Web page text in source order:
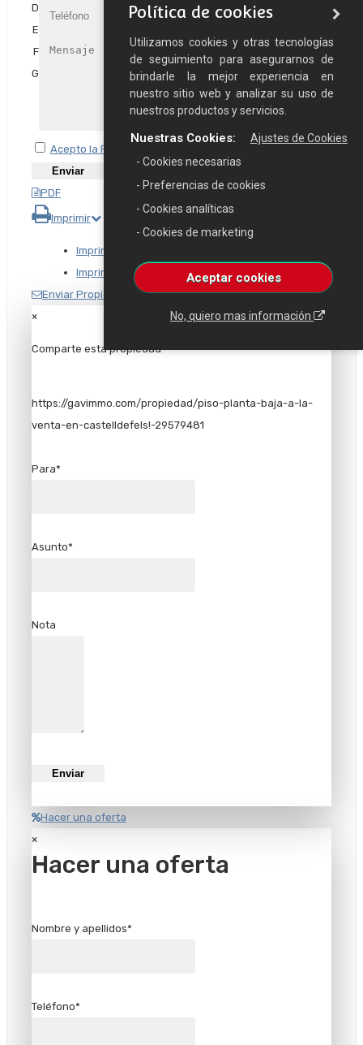
D
E
F
G
Acepto la Política de privacidad.
PDF
Imprimir
Imprimir Vertical
Imprimir Horizontal
Enviar Propiedad
×
Comparte esta propiedad
https://gavimmo.com/propiedad/piso-planta-baja-a-la-
venta-en-castelldefels!-29579481
Para*
Asunto*
Nota
Hacer una oferta
×
Hacer una oferta
Nombre y apellidos*
Teléfono*
Política de cookies
Utilizamos cookies y otras tecnologías
de seguimiento para asegurarnos de
brindarle la mejor experiencia en
nuestro sitio web y analizar su uso de
nuestros productos y servicios.
Aceptar cookies
No, quiero mas información
Ajustes de Cookies
- Cookies necesarias
Nuestras Cookies:
- Preferencias de cookies
- Cookies analíticas
- Cookies de marketing